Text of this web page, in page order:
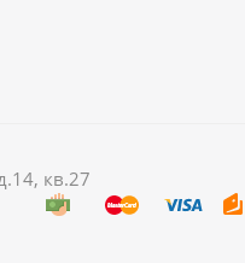
кв.27